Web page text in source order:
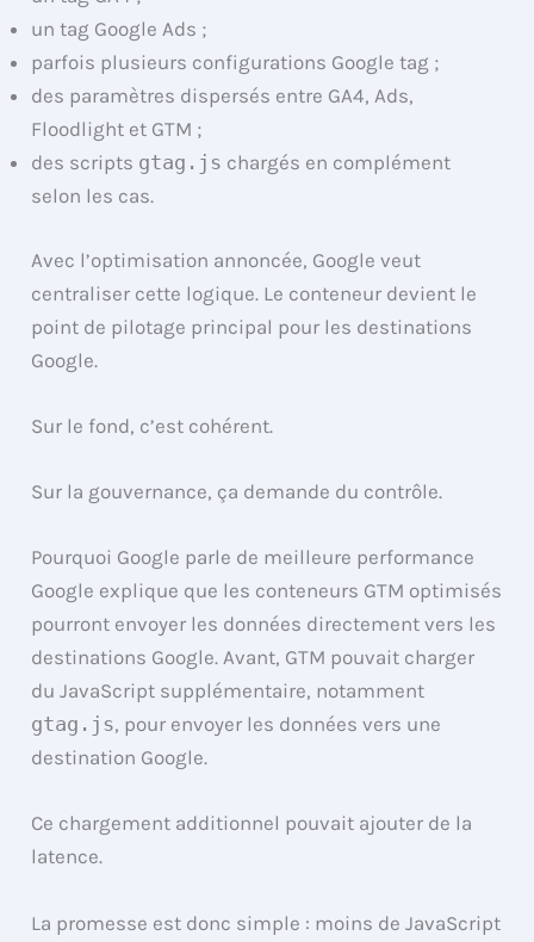
un tag Google Ads ;
parfois plusieurs configurations Google tag ;
des paramètres dispersés entre GA4, Ads,
Floodlight et GTM ;
des scripts gtag.js chargés en complément
selon les cas.
Avec l’optimisation annoncée, Google veut
centraliser cette logique. Le conteneur devient le
point de pilotage principal pour les destinations
Google.
Sur le fond, c’est cohérent.
Sur la gouvernance, ça demande du contrôle.
Pourquoi Google parle de meilleure performance
Google explique que les conteneurs GTM optimisés
pourront envoyer les données directement vers les
destinations Google. Avant, GTM pouvait charger
du JavaScript supplémentaire, notamment
gtag.js, pour envoyer les données vers une
destination Google.
Ce chargement additionnel pouvait ajouter de la
latence.
La promesse est donc simple : moins de JavaScript